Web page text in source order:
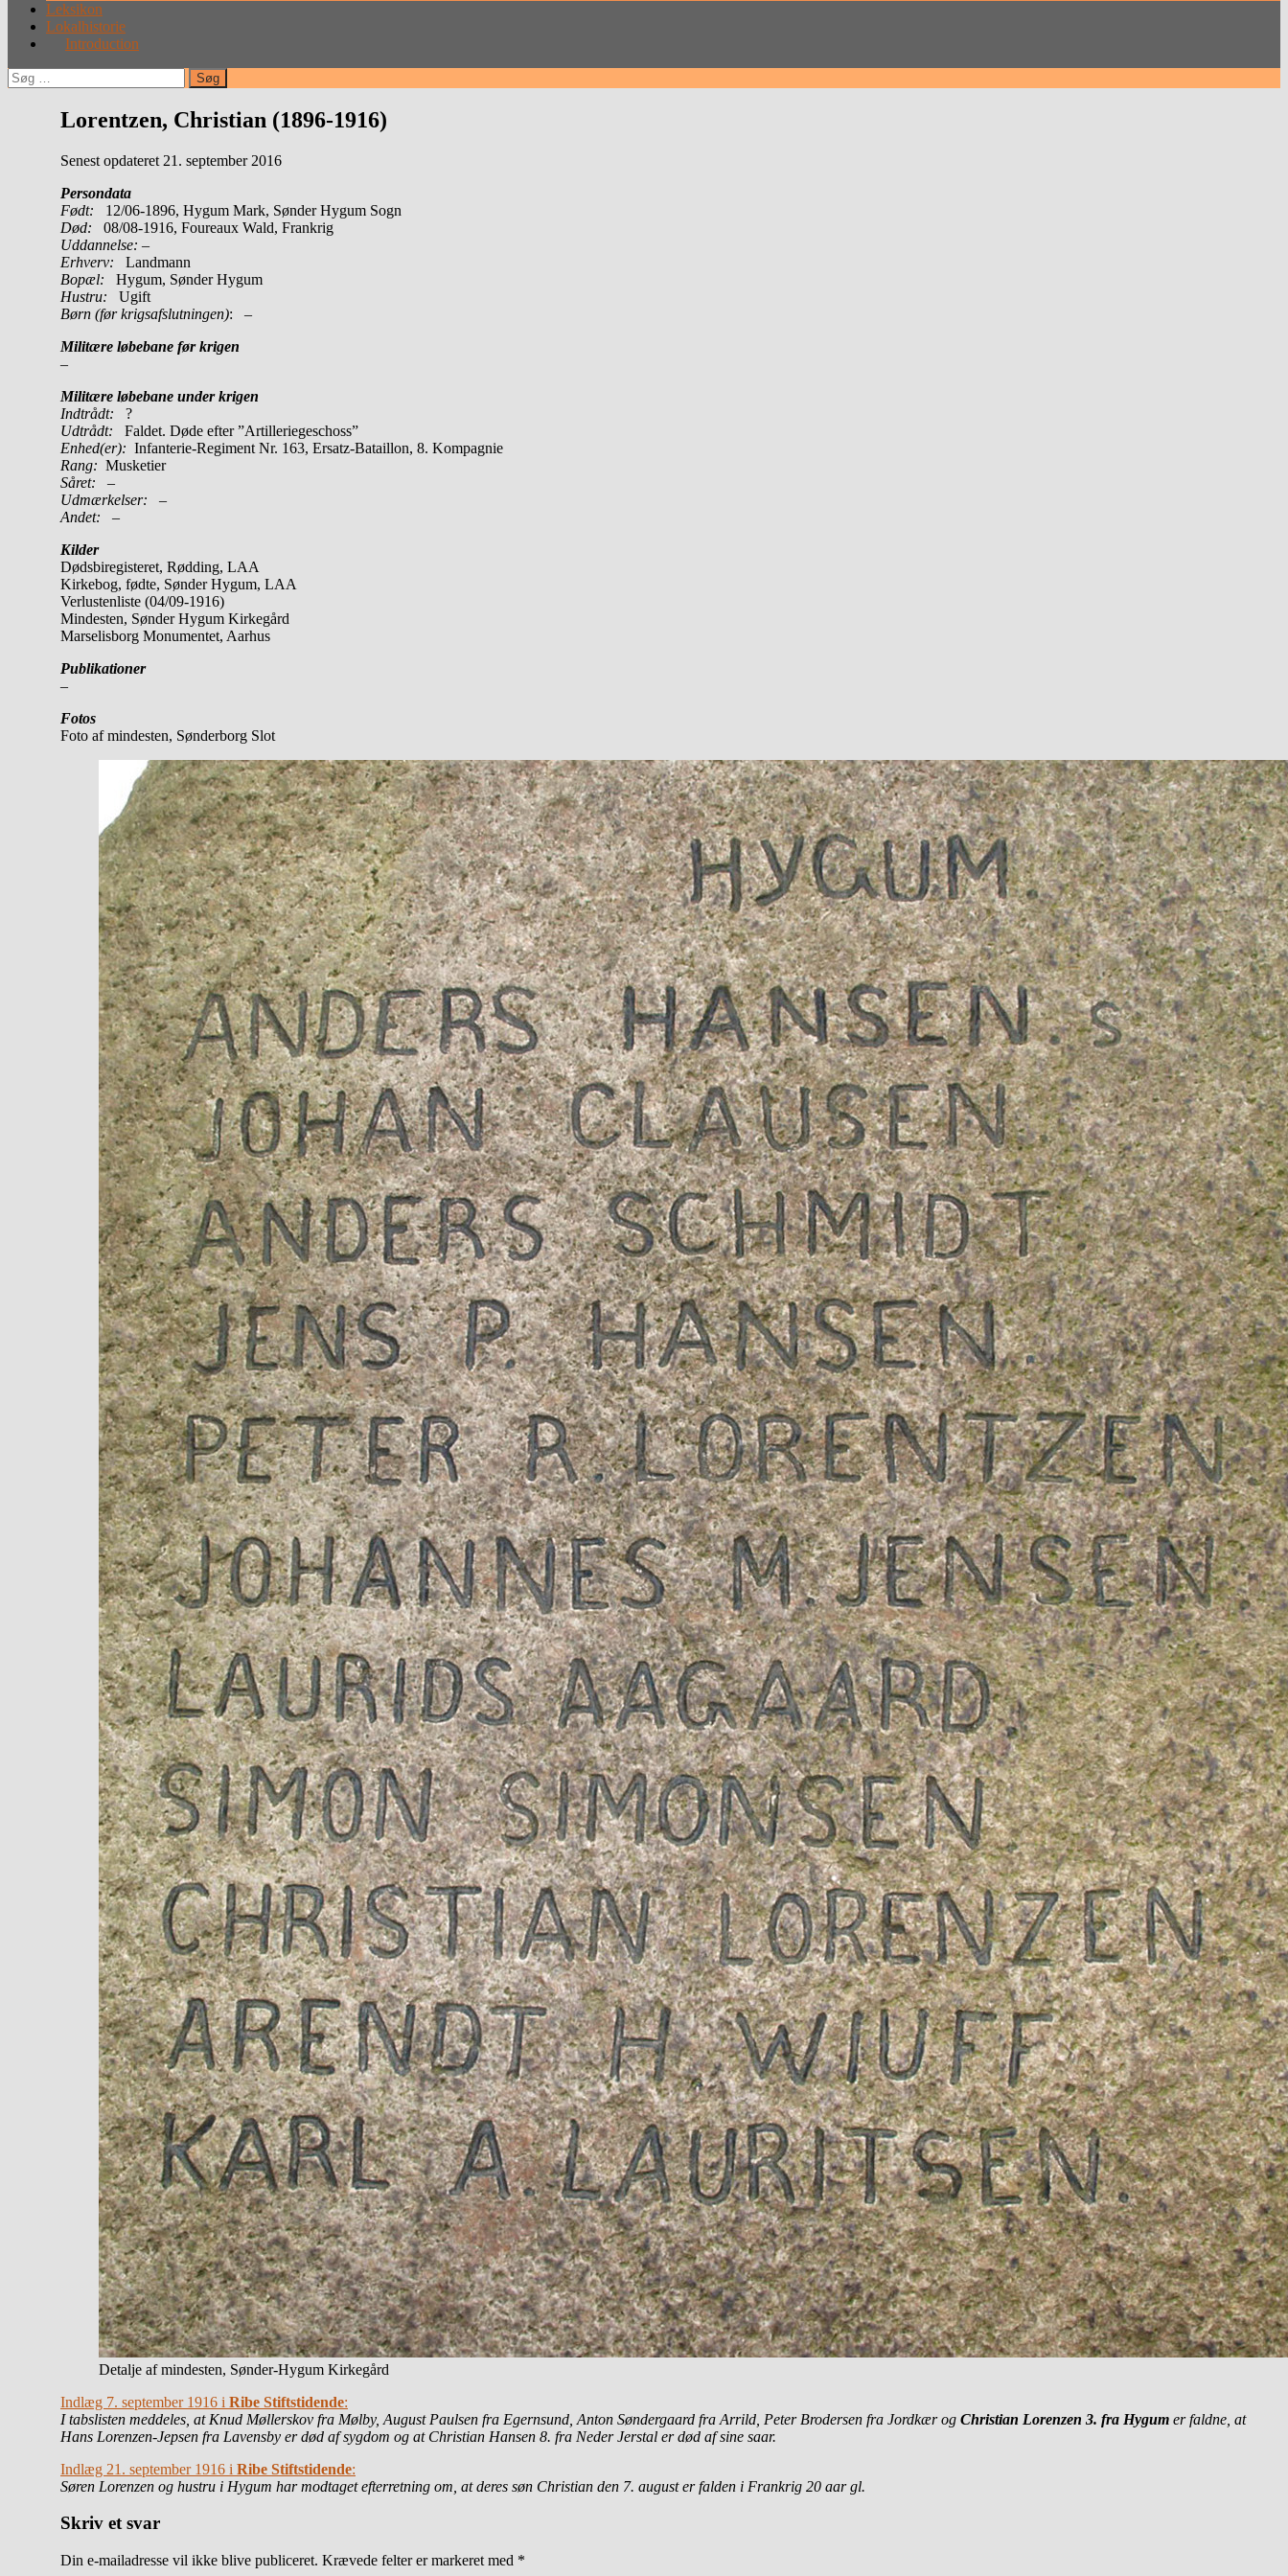
Leksikon
Lokalhistorie
Introduction
Søg
efter:
Lorentzen, Christian (1896-1916)
Senest opdateret 21. september 2016
Persondata
Født: 12/06-1896, Hygum Mark, Sønder Hygum Sogn
Død: 08/08-1916, Foureaux Wald, Frankrig
Uddannelse: –
Erhverv: Landmann
Bopæl: Hygum, Sønder Hygum
Hustru: Ugift
Børn (før krigsafslutningen): –
Militære løbebane før krigen
–
Militære løbebane under krigen
Indtrådt: ?
Udtrådt: Faldet. Døde efter ”Artilleriegeschoss”
Enhed(er): Infanterie-Regiment Nr. 163, Ersatz-Bataillon, 8. Kompagnie
Rang: Musketier
Såret: –
Udmærkelser: –
Andet: –
Kilder
Dødsbiregisteret, Rødding, LAA
Kirkebog, fødte, Sønder Hygum, LAA
Verlustenliste (04/09-1916)
Mindesten, Sønder Hygum Kirkegård
Marselisborg Monumentet, Aarhus
Publikationer
–
Fotos
Foto af mindesten, Sønderborg Slot
Detalje af mindesten, Sønder-Hygum Kirkegård
Indlæg 7. september 1916 i Ribe Stiftstidende:
I tabslisten meddeles, at Knud Møllerskov fra Mølby, August Paulsen fra Egernsund, Anton Søndergaard fra Arrild, Peter Brodersen fra Jordkær og Christian Lorenzen 3. fra Hygum er faldne, at
Hans Lorenzen-Jepsen fra Lavensby er død af sygdom og at Christian Hansen 8. fra Neder Jerstal er død af sine saar.
Indlæg 21. september 1916 i Ribe Stiftstidende:
Søren Lorenzen og hustru i Hygum har modtaget efterretning om, at deres søn Christian den 7. august er falden i Frankrig 20 aar gl.
Skriv et svar
Din e-mailadresse vil ikke blive publiceret. Krævede felter er markeret med *